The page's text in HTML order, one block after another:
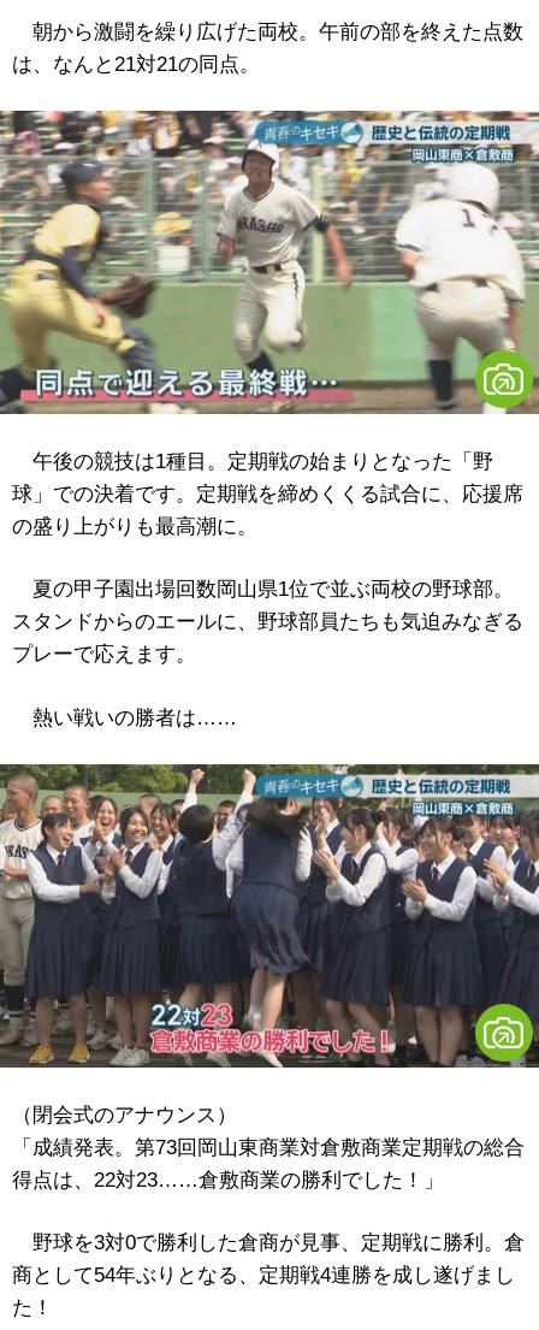
朝から激闘を繰り広げた両校。午前の部を終えた点数
は、なんと21対21の同点。
午後の競技は1種目。定期戦の始まりとなった「野
球」での決着です。定期戦を締めくくる試合に、応援席
の盛り上がりも最高潮に。
夏の甲子園出場回数岡山県1位で並ぶ両校の野球部。
スタンドからのエールに、野球部員たちも気迫みなぎる
プレーで応えます。
熱い戦いの勝者は……
（閉会式のアナウンス）
「成績発表。第73回岡山東商業対倉敷商業定期戦の総合
得点は、22対23……倉敷商業の勝利でした！」
野球を3対0で勝利した倉商が見事、定期戦に勝利。倉
商として54年ぶりとなる、定期戦4連勝を成し遂げまし
た！